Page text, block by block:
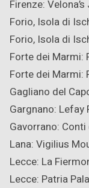
Firenze:
Forio, Isola di
Forio, Isola di
Forte dei Marmi:
Forte dei Marmi:
Gagliano del
Gargnano: Lefay
Gavorrano:
Lana: Vigilius
Lecce: La
Lecce: Patria